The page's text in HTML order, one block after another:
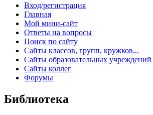
Вход/регистрация
Главная
Мой мини-сайт
Ответы на вопросы
Поиск по сайту
Сайты классов, групп, кружков...
Сайты образовательных учреждений
Сайты коллег
Форумы
Библиотека